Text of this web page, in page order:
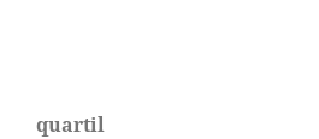
quartil